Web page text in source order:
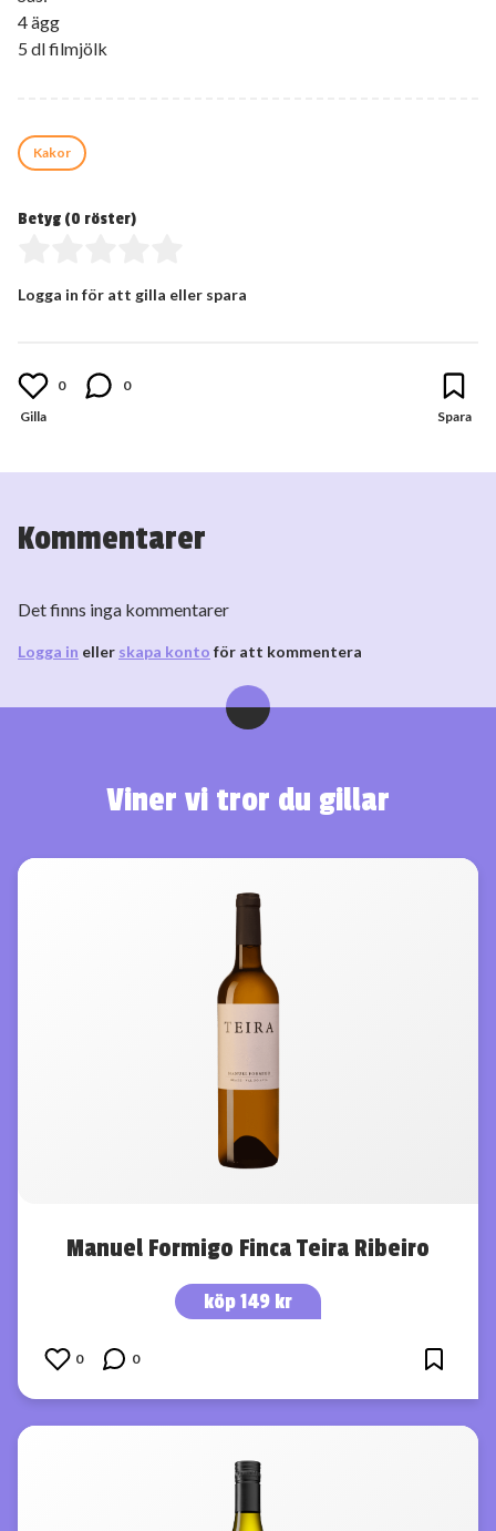
4 ägg
5 dl filmjölk
Kakor
Betyg (0 röster)
Logga in för att gilla eller spara
0 0
Kommentarer
Det finns inga kommentarer
Logga in eller skapa konto för att kommentera
Viner vi tror du gillar
Manuel Formigo Finca Teira Ribeiro
köp 149 kr
0 0